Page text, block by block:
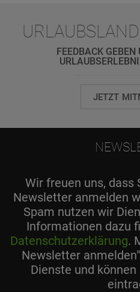
FEEDBACK GEBEN
JETZT
Wir freuen uns, dass
Newsletter anmelden
Spam nutzen wir
Informationen dazu
Datenschutzerklärung.
Newsletter
Dienste und